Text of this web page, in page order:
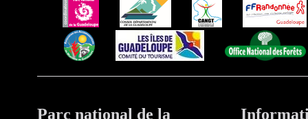
Parc national de la